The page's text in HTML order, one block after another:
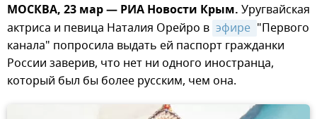
МОСКВА, 23 мар — РИА Новости Крым. Уругвайская
актриса и певица Наталия Орейро в эфире "Первого
канала" попросила выдать ей паспорт гражданки
России заверив, что нет ни одного иностранца,
который был бы более русским, чем она.